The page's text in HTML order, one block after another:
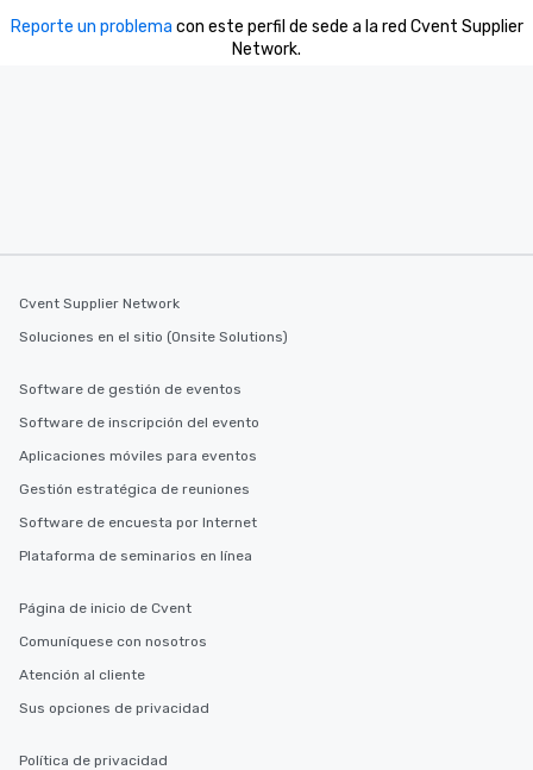
at a typical corporate
key. Whether you
Reporte un problema con este perfil de sede a la red Cvent Supplier
Network.
Cvent Supplier Network
Soluciones en el sitio (Onsite Solutions)
Software de gestión de eventos
Software de inscripción del evento
Aplicaciones móviles para eventos
Gestión estratégica de reuniones
Software de encuesta por Internet
Plataforma de seminarios en línea
Página de inicio de Cvent
Comuníquese con nosotros
Atención al cliente
Sus opciones de privacidad
Política de privacidad